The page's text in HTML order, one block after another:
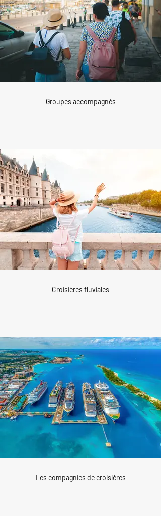
Groupes accompagnés
Croisières fluviales
Les compagnies de croisières